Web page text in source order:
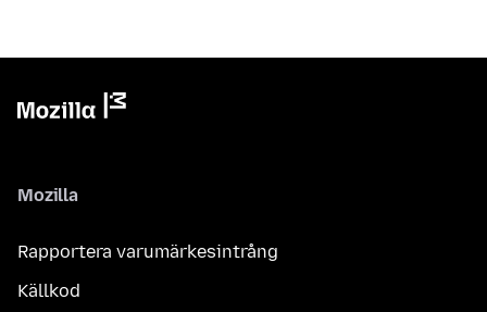
Mozilla
Rapportera varumärkesintrång
Källkod